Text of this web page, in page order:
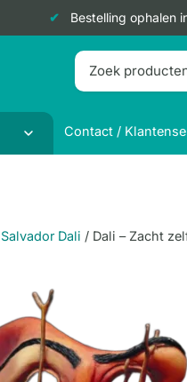
Bestelling ophalen
Contact /
Salvador Dali / Dali – Zacht